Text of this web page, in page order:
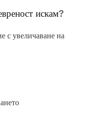
искам?
с увеличаване на